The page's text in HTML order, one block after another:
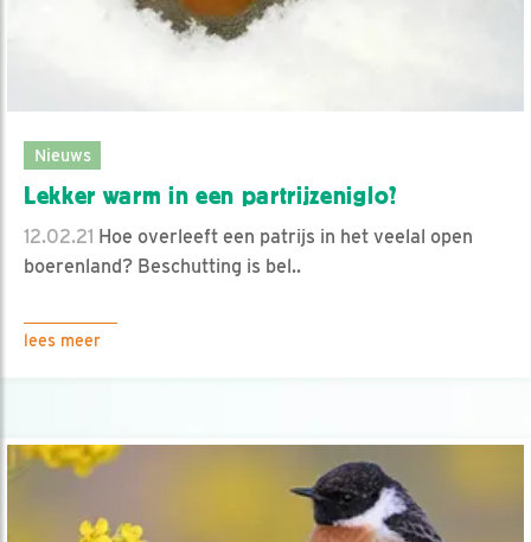
Nieuws
Lekker warm in een partrijzeniglo?
12.02.21 Hoe overleeft een patrijs in het veelal open
boerenland? Beschutting is bel..
lees meer